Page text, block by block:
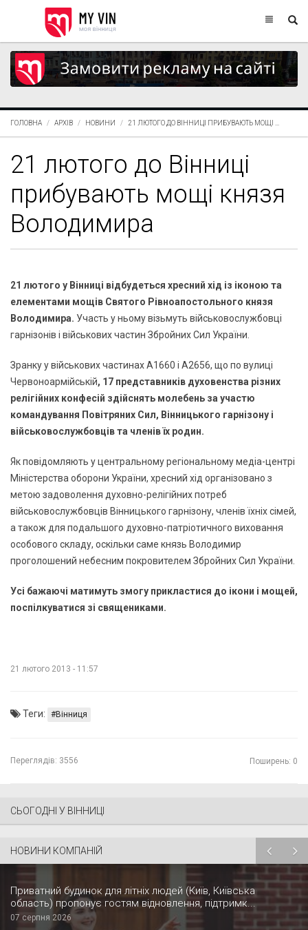
ГОЛОВНА АРХІВ НОВИНИ 21 ЛЮТОГО ДО ВІННИЦІ ПРИБУВАЮТЬ МОЩІ ...
21 лютого до Вінниці
прибувають мощі князя
Володимира
21 лютого у Вінниці відбудеться хресний хід із іконою та
елементами мощів Святого Рівноапостольного князя
Володимира. Участь у ньому візьмуть військовослужбовці
гарнізонів і військових частин Збройних Сил України.
Зранку у військових частинах А1660 і А2656, що по вулиці
Червоноармійській, 17 представників духовенства різних
релігійних конфесій здійснять молебень за участю
командування Повітряних Сил, Вінницького гарнізону і
військовослужбовців та членів їх родин.
Як повідомляють у центральному регіональному медіа-центрі
Міністерства оборони України, хресний хід організовано з
метою задоволення духовно-релігійних потреб
військовослужбовців Вінницького гарнізону, членів їхніх сімей,
а також для подальшого духовно-патріотичного виховання
особового складу, оскільки саме князь Володимир
проголошений небесним покровителем Збройних Сил України.
Усі бажаючі матимуть змогу прикластися до ікони і мощей,
поспілкуватися зі священиками.
21 лютого 2013 - 11:57
Теги: Вінниця
Переглядів: 3556 Поширень: 0
СЬОГОДНІ У ВІННИЦІ
НОВИНИ КОМПАНІЙ
Приватний будинок для літніх людей (Київ, Київська
область) пропонує гостям відновлення, підтримк...
07 серпня 2026